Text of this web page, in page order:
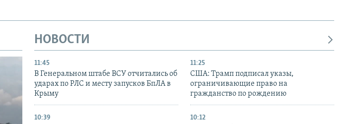
НОВОСТИ
11:45
В Генеральном штабе ВСУ отчитались об
ударах по РЛС и месту запусков БпЛА в
Крыму
11:25
США: Трамп подписал указы,
ограничивающие право на
гражданство по рождению
10:39 10:12